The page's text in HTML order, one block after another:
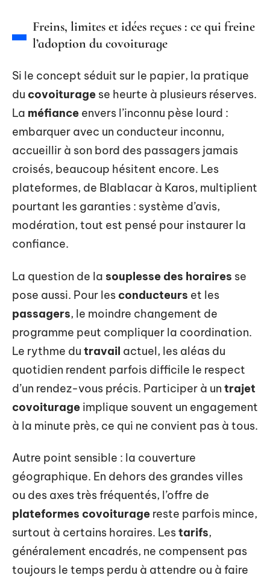
Freins, limites et idées reçues : ce qui freine
l’adoption du covoiturage
Si le concept séduit sur le papier, la pratique
du covoiturage se heurte à plusieurs réserves.
La méfiance envers l’inconnu pèse lourd :
embarquer avec un conducteur inconnu,
accueillir à son bord des passagers jamais
croisés, beaucoup hésitent encore. Les
plateformes, de Blablacar à Karos, multiplient
pourtant les garanties : système d’avis,
modération, tout est pensé pour instaurer la
confiance.
La question de la souplesse des horaires se
pose aussi. Pour les conducteurs et les
passagers, le moindre changement de
programme peut compliquer la coordination.
Le rythme du travail actuel, les aléas du
quotidien rendent parfois difficile le respect
d’un rendez-vous précis. Participer à un trajet
covoiturage implique souvent un engagement
à la minute près, ce qui ne convient pas à tous.
Autre point sensible : la couverture
géographique. En dehors des grandes villes
ou des axes très fréquentés, l’offre de
plateformes covoiturage reste parfois mince,
surtout à certains horaires. Lestarifs,
généralement encadrés, ne compensent pas
toujours le temps perdu à attendre ou à faire